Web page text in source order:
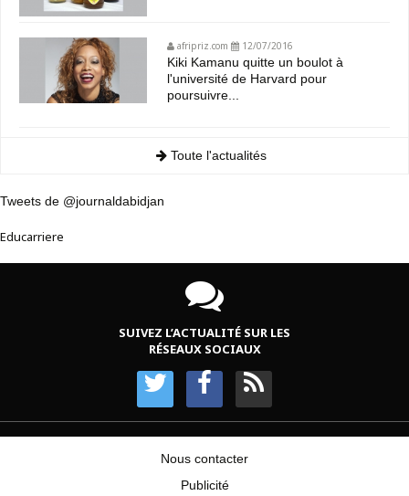
afripriz.com 12/07/2016
Kiki Kamanu quitte un boulot à
l'université de Harvard pour
poursuivre...
Toute l'actualités
Tweets de @journaldabidjan
Educarriere
SUIVEZ L’ACTUALITÉ SUR LES
RÉSEAUX SOCIAUX
Nous contacter
Publicité